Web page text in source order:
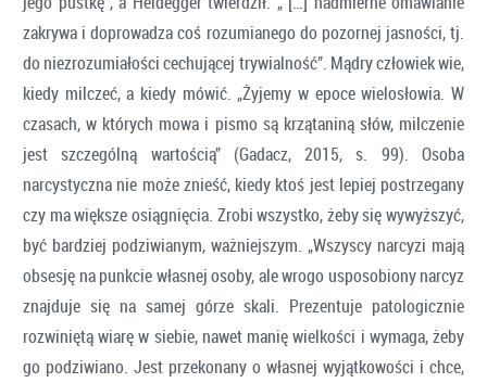
zakrywa i doprowadza coś rozumianego do pozornej jasności, tj.
do niezrozumiałości cechującej trywialność”. Mądry człowiek wie,
kiedy milczeć, a kiedy mówić. „Żyjemy w epoce wielosłowia. W
czasach, w których mowa i pismo są krzątaniną słów, milczenie
jest szczególną wartością” (Gadacz, 2015, s. 99). Osoba
narcystyczna nie może znieść, kiedy ktoś jest lepiej postrzegany
czy ma większe osiągnięcia. Zrobi wszystko, żeby się wywyższyć,
być bardziej podziwianym, ważniejszym. „Wszyscy narcyzi mają
obsesję na punkcie własnej osoby, ale wrogo usposobiony narcyz
znajduje się na samej górze skali. Prezentuje patologicznie
rozwiniętą wiarę w siebie, nawet manię wielkości i wymaga, żeby
go podziwiano. Jest przekonany o własnej wyjątkowości i chce,